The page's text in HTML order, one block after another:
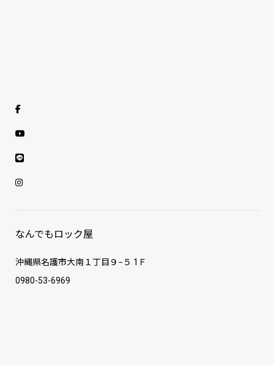
なんでもロック屋
沖縄県名護市大南１丁目９−５ 1Ｆ
0980-53-6969